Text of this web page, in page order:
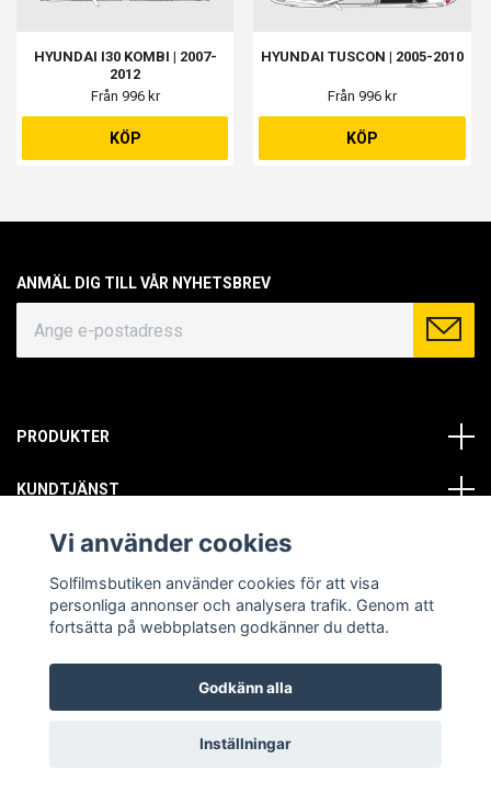
HYUNDAI I30 KOMBI | 2007-
2012
Från 996 kr
KÖP
HYUNDAI TUSCON | 2005-2010
Från 996 kr
KÖP
ANMÄL DIG TILL VÅR NYHETSBREV
PRODUKTER
KUNDTJÄNST
OM OSS
SOCIALA MEDIER
© Copyright 2026 Solfilmsbutiken. All rights reserved.
Vi använder cookies
Solfilmsbutiken använder cookies för att visa
personliga annonser och analysera trafik. Genom att
fortsätta på webbplatsen godkänner du detta.
Godkänn alla
Inställningar